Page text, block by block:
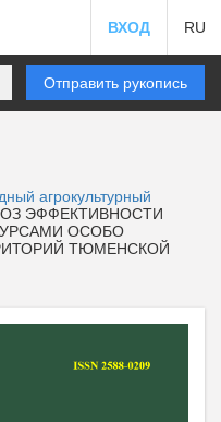
ВХОД RU
Отправить рукопись
агрокультурный
ЭФФЕКТИВНОСТИ
ОСОБО
ТЮМЕНСКОЙ